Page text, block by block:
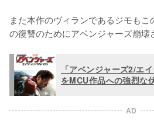
また本作のヴィランであるジモも
の復讐のためにアベンジャーズ崩壊
「アベンジャーズ2/エ
をMCU作品への強烈な
AD